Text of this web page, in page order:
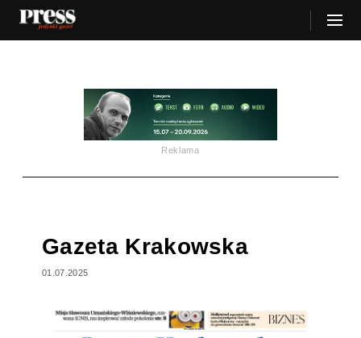
Reklama
Gazeta Krakowska
01.07.2025